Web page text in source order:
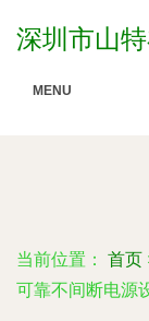
深圳市山
MENU
当前位置： 首页
可靠不间断电源